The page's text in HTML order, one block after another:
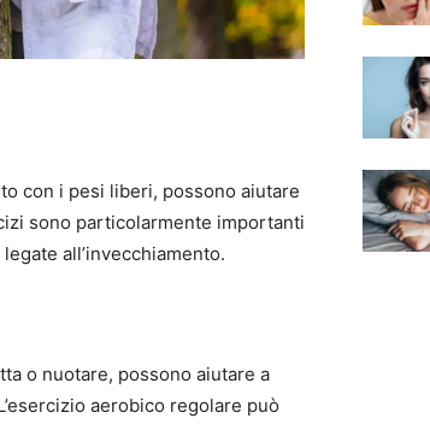
con i pesi liberi, possono aiutare
sono particolarmente importanti
all’invecchiamento.
o nuotare, possono aiutare a
aerobico regolare può